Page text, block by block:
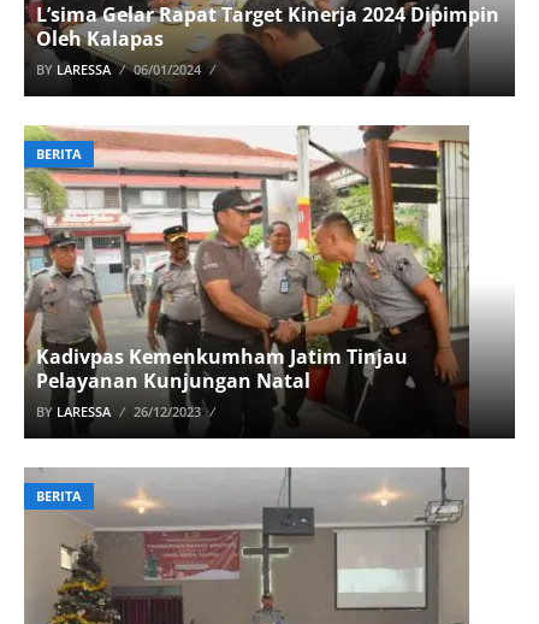
L’sima Gelar Rapat Target Kinerja 2024 Dipimpin
Oleh Kalapas
BY LARESSA 06/01/2024
BERITA
Kadivpas Kemenkumham Jatim Tinjau
Pelayanan Kunjungan Natal
BY LARESSA 26/12/2023
BERITA